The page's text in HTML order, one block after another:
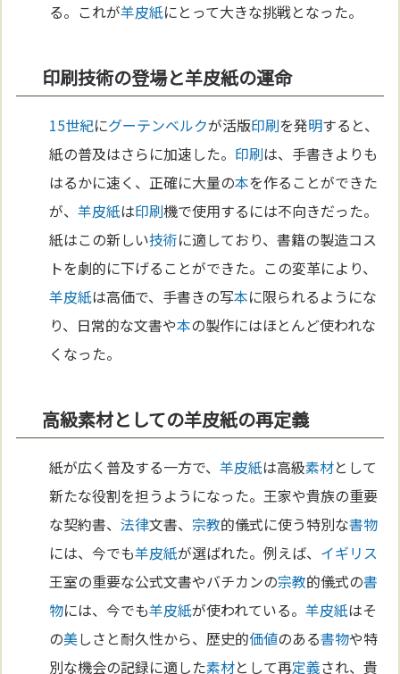
る。これが羊皮紙にとって大きな挑戦となった。
印刷技術の登場と羊皮紙の運命
15世紀にグーテンベルクが活版印刷を発明すると、
紙の普及はさらに加速した。 印刷は、手書きよりも
はるかに速く、正確に大量の本を作ることができた
が、羊皮紙は印刷機で使用するには不向きだった。
紙はこの新しい技術に適しており、書籍の製造コス
トを劇的に下げることができた。この変革により、
羊皮紙は高価で、手書きの写本に限られるようにな
り、日常的な文書や本の製作にはほとんど使われな
くなった。
高級素材としての羊皮紙の再定義
紙が広く普及する一方で、羊皮紙は高級素材として
新たな役割を担うようになった。王家や貴族の重要
な契約書、法律文書、 宗教的儀式に使う特別な書物
には、今でも羊皮紙が選ばれた。例えば、 イギリス
王室の重要な公式文書やバチカンの宗教的儀式の書
物には、今でも羊皮紙が使われている。羊皮紙はそ
の美しさと耐久性から、歴史的価値のある書物や特
別な機会の記録に適した素材として再定義され、貴